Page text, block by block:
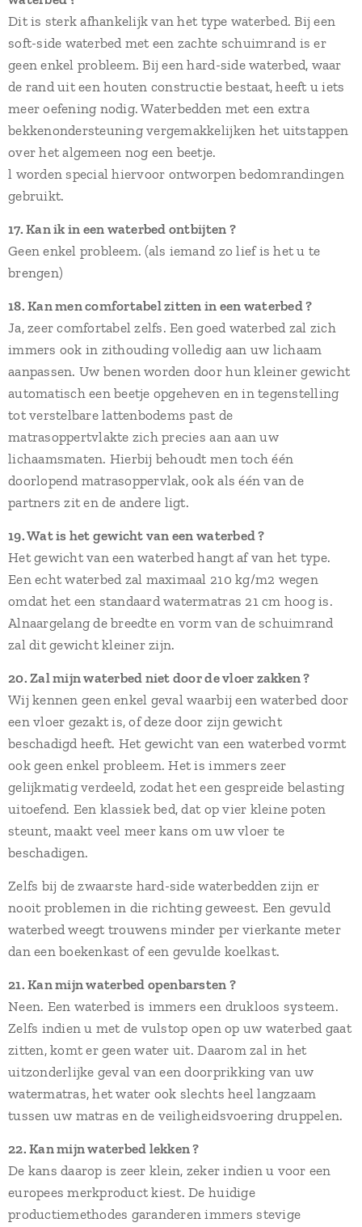
Dit is sterk afhankelijk van het type waterbed. Bij een
soft-side waterbed met een zachte schuimrand is er
geen enkel probleem. Bij een hard-side waterbed, waar
de rand uit een houten constructie bestaat, heeft u iets
meer oefening nodig. Waterbedden met een extra
bekkenondersteuning vergemakkelijken het uitstappen
over het algemeen nog een beetje.
l worden special hiervoor ontworpen bedomrandingen
gebruikt.
17. Kan ik in een waterbed ontbijten ?
Geen enkel probleem. (als iemand zo lief is het u te
brengen)
18. Kan men comfortabel zitten in een waterbed ?
Ja, zeer comfortabel zelfs. Een goed waterbed zal zich
immers ook in zithouding volledig aan uw lichaam
aanpassen. Uw benen worden door hun kleiner gewicht
automatisch een beetje opgeheven en in tegenstelling
tot verstelbare lattenbodems past de
matrasoppertvlakte zich precies aan aan uw
lichaamsmaten. Hierbij behoudt men toch één
doorlopend matrasoppervlak, ook als één van de
partners zit en de andere ligt.
19. Wat is het gewicht van een waterbed ?
Het gewicht van een waterbed hangt af van het type.
Een echt waterbed zal maximaal 210 kg/m2 wegen
omdat het een standaard watermatras 21 cm hoog is.
Alnaargelang de breedte en vorm van de schuimrand
zal dit gewicht kleiner zijn.
20. Zal mijn waterbed niet door de vloer zakken ?
Wij kennen geen enkel geval waarbij een waterbed door
een vloer gezakt is, of deze door zijn gewicht
beschadigd heeft. Het gewicht van een waterbed vormt
ook geen enkel probleem. Het is immers zeer
gelijkmatig verdeeld, zodat het een gespreide belasting
uitoefend. Een klassiek bed, dat op vier kleine poten
steunt, maakt veel meer kans om uw vloer te
beschadigen.
Zelfs bij de zwaarste hard-side waterbedden zijn er
nooit problemen in die richting geweest. Een gevuld
waterbed weegt trouwens minder per vierkante meter
dan een boekenkast of een gevulde koelkast.
21. Kan mijn waterbed openbarsten ?
Neen. Een waterbed is immers een drukloos systeem.
Zelfs indien u met de vulstop open op uw waterbed gaat
zitten, komt er geen water uit. Daarom zal in het
uitzonderlijke geval van een doorprikking van uw
watermatras, het water ook slechts heel langzaam
tussen uw matras en de veiligheidsvoering druppelen.
22. Kan mijn waterbed lekken ?
De kans daarop is zeer klein, zeker indien u voor een
europees merkproduct kiest. De huidige
productiemethodes garanderen immers stevige